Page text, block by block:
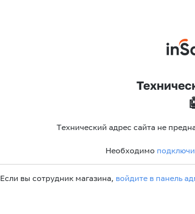
Технический адрес сайта не
Необходимо
Если вы сотрудник магазина, войдите в панель